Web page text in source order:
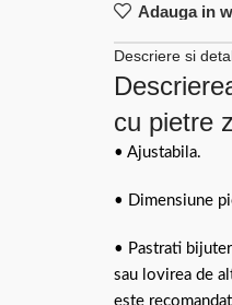
Adauga in
Descriere si
cu pietre
• Ajustabila.
• Dimensiune
• Pastrati
sau lovirea de
este